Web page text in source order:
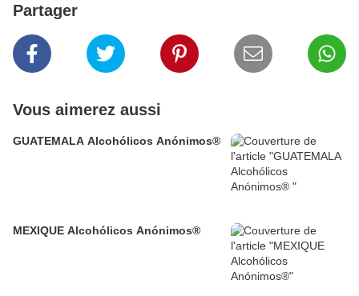
Partager
Vous aimerez aussi
GUATEMALA Alcohólicos Anónimos®
MEXIQUE Alcohólicos Anónimos®